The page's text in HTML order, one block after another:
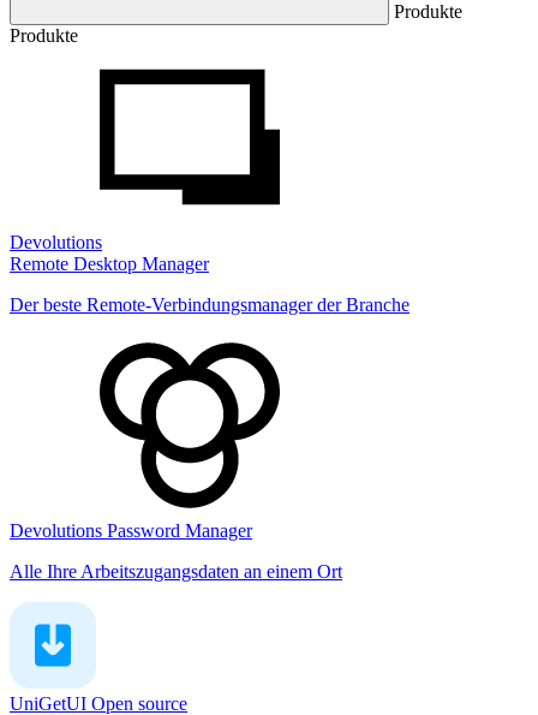
Produkte
Produkte
Devolutions
Remote Desktop Manager
Der beste Remote-Verbindungsmanager der Branche
Devolutions Password Manager
Alle Ihre Arbeitszugangsdaten an einem Ort
UniGetUI Open source